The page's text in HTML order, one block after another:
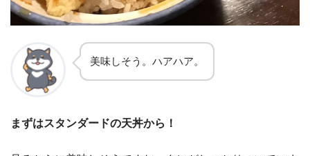
美味しそう。ハアハア。
まずはスタンダードの天丼から！